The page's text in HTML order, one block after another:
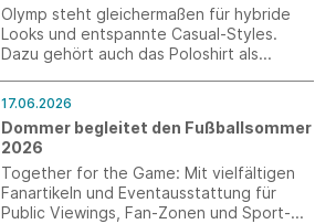
Olymp steht gleichermaßen für hybride
Looks und entspannte Casual-Styles.
Dazu gehört auch das Poloshirt als
einer limitierten Matchday-Edition
erhältlich, gemacht für lange
Sommerabende, gemeinsame Momente
und gepflegte Lässigkeit.
17.06.2026
Dommer begleitet den Fußballsommer
2026
Together for the Game: Mit vielfältigen
Fanartikeln und Eventausstattung für
Public Viewings, Fan-Zonen und Sport-